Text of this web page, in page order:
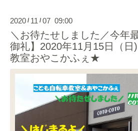
2020 / 11 / 07 09:00
＼お待たせしました／今年
御礼】2020年11月15日（
教室おやこかふぇ★